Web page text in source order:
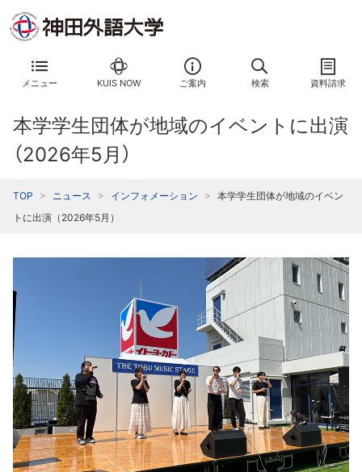
メニュー KUIS NOW ご案内 検索 資料請求
本学学生団体が地域のイベントに出演
（2026年5月）
TOP ニュース インフォメーション
本学学生団体が地域のイベン
トに出演（2026年5月）